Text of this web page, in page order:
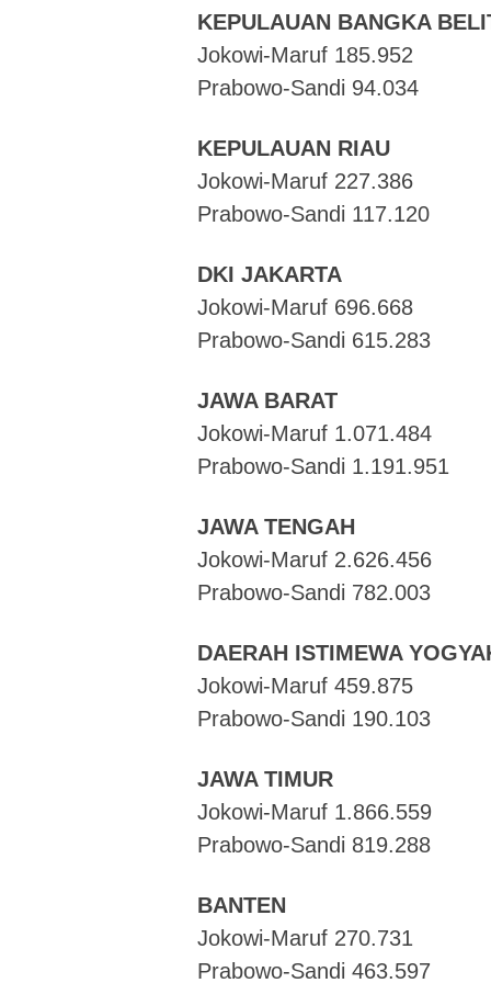
KEPULAUAN BANGKA
Jokowi-Maruf 185.952
Prabowo-Sandi 94.034
KEPULAUAN RIAU
Jokowi-Maruf 227.386
Prabowo-Sandi 117.120
DKI JAKARTA
Jokowi-Maruf 696.668
Prabowo-Sandi 615.283
JAWA BARAT
Jokowi-Maruf 1.071.484
Prabowo-Sandi 1.191.951
JAWA TENGAH
Jokowi-Maruf 2.626.456
Prabowo-Sandi 782.003
DAERAH ISTIMEWA
Jokowi-Maruf 459.875
Prabowo-Sandi 190.103
JAWA TIMUR
Jokowi-Maruf 1.866.559
Prabowo-Sandi 819.288
BANTEN
Jokowi-Maruf 270.731
Prabowo-Sandi 463.597